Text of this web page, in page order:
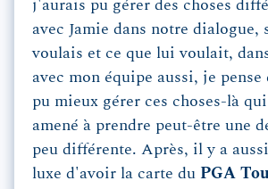
j'aurais pu gérer des choses
avec Jamie dans notre dialogue,
voulais et ce que lui voulait,
avec mon équipe aussi, je
pu mieux gérer ces choses-là
amené à prendre peut-être une
peu différente. Après, il y a
luxe d'avoir la carte du PGA